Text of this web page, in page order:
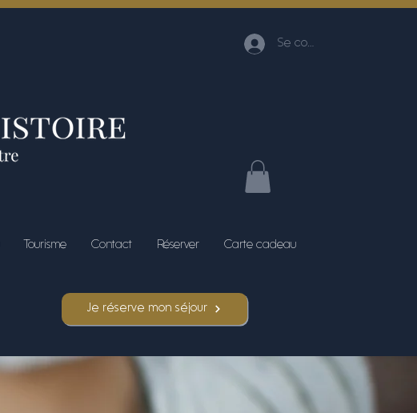
Se connecter
Tourisme Contact Réserver Carte cadeau
Je réserve mon séjour